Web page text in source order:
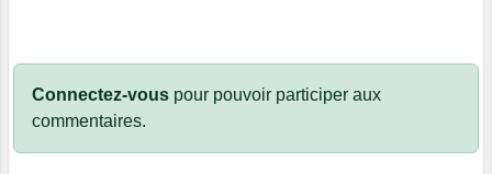
Connectez-vous pour pouvoir participer aux
commentaires.